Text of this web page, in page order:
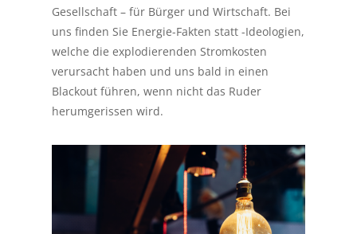
Gesellschaft – für Bürger und Wirtschaft. Bei
uns finden Sie Energie-Fakten statt -Ideologien,
welche die explodierenden Stromkosten
verursacht haben und uns bald in einen
Blackout führen, wenn nicht das Ruder
herumgerissen wird.